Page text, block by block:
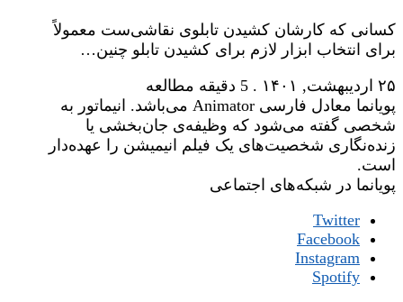
کسانی که کارشان کشیدن تابلوی نقاشی‌ست معمولاً
برای انتخاب ابزار لازم برای کشیدن تابلو چنین…
۲۵ اردیبهشت, ۱۴۰۱
. 5 دقیقه مطالعه
پویانما معادل فارسی Animator می‌باشد. انیماتور به
شخصی گفته می‌شود که وظیفه‌ی جان‌بخشی یا
زنده‌نگاری شخصیت‌های یک فیلم انیمیشن را عهده‌دار
است.
پویانما در شبکه‌های اجتماعی
Twitter
Facebook
Instagram
Spotify